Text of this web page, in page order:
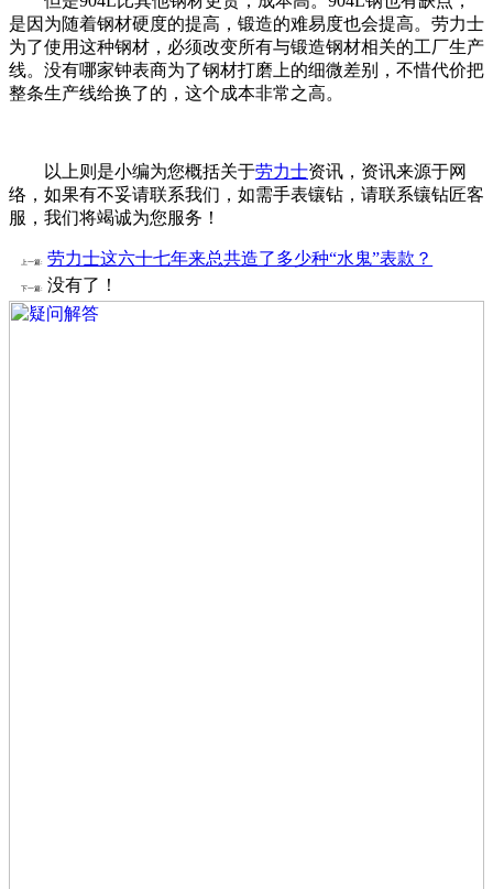
是因为随着钢材硬度的提高，锻造的难易度也会提高。劳力士
为了使用这种钢材，必须改变所有与锻造钢材相关的工厂生产
线。没有哪家钟表商为了钢材打磨上的细微差别，不惜代价把
整条生产线给换了的，这个成本非常之高。
以上则是小编为您概括关于劳力士资讯，资讯来源于网
络，如果有不妥请联系我们，如需手表镶钻，请联系镶钻匠客
服，我们将竭诚为您服务！
上一篇: 劳力士这六十七年来总共造了多少种“水鬼”表款？
下一篇: 没有了！